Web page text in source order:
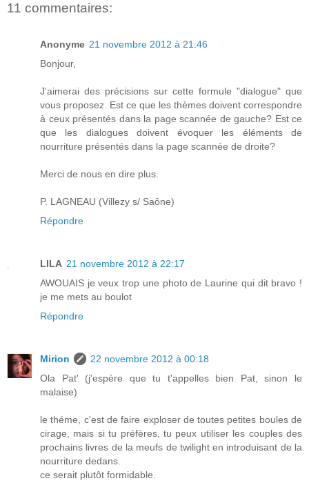
11 commentaires:
Anonyme 21 novembre 2012 à 21:46
Bonjour,
J'aimerai des précisions sur cette formule "dialogue" que
vous proposez. Est ce que les thèmes doivent correspondre
à ceux présentés dans la page scannée de gauche? Est ce
que les dialogues doivent évoquer les éléments de
nourriture présentés dans la page scannée de droite?
Merci de nous en dire plus.
P. LAGNEAU (Villezy s/ Saône)
Répondre
LILA 21 novembre 2012 à 22:17
AWOUAIS je veux trop une photo de Laurine qui dit bravo !
je me mets au boulot
Répondre
Mirion
22 novembre 2012 à 00:18
Ola Pat' (j'espère que tu t'appelles bien Pat, sinon le
malaise)
le théme, c'est de faire exploser de toutes petites boules de
cirage, mais si tu préfères, tu peux utiliser les couples des
prochains livres de la meufs de twilight en introduisant de la
nourriture dedans.
ce serait plutôt formidable.